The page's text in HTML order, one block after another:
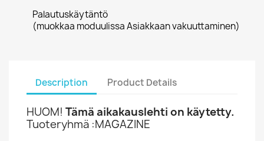
Palautuskäytäntö
(muokkaa moduulissa Asiakkaan vakuuttaminen)
Description Product Details
HUOM! Tämä aikakauslehti on käytetty.
Tuoteryhmä :MAGAZINE